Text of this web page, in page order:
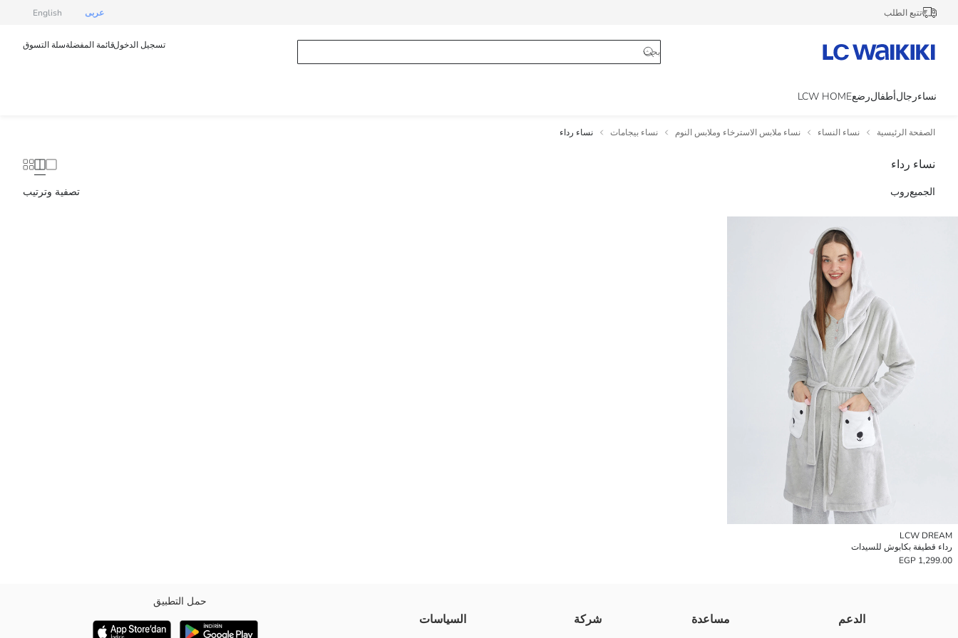
تتبع الطلب عربى English
تسجيل الدخولقائمة المفضلةسلة التسوق
نساءرجالأطفالرضعLCW HOME
الصفحة الرئيسية نساء النساء نساء ملابس الاسترخاء وملابس النوم نساء بيجامات نساء رداء
نساء رداء
الجميعروب تصفية وترتيب
LCW DREAM
رداء قطيفة بكابوش للسيدات
1,299.00 EGP
الدعم مساعدة شركة السياسات
حمل التطبيق